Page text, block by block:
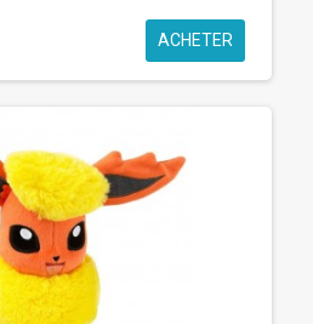
ACHETER